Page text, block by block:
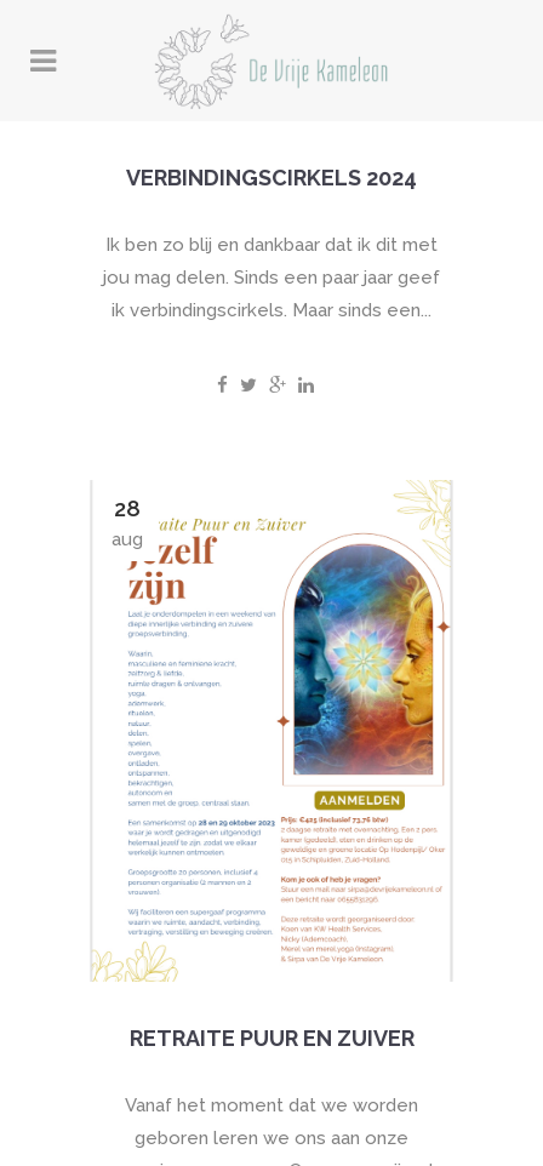
VERBINDINGSCIRKELS 2024
Ik ben zo blij en dankbaar dat ik dit met
jou mag delen. Sinds een paar jaar geef
ik verbindingscirkels. Maar sinds een...
28
aug
RETRAITE PUUR EN ZUIVER
Vanaf het moment dat we worden
geboren leren we ons aan onze